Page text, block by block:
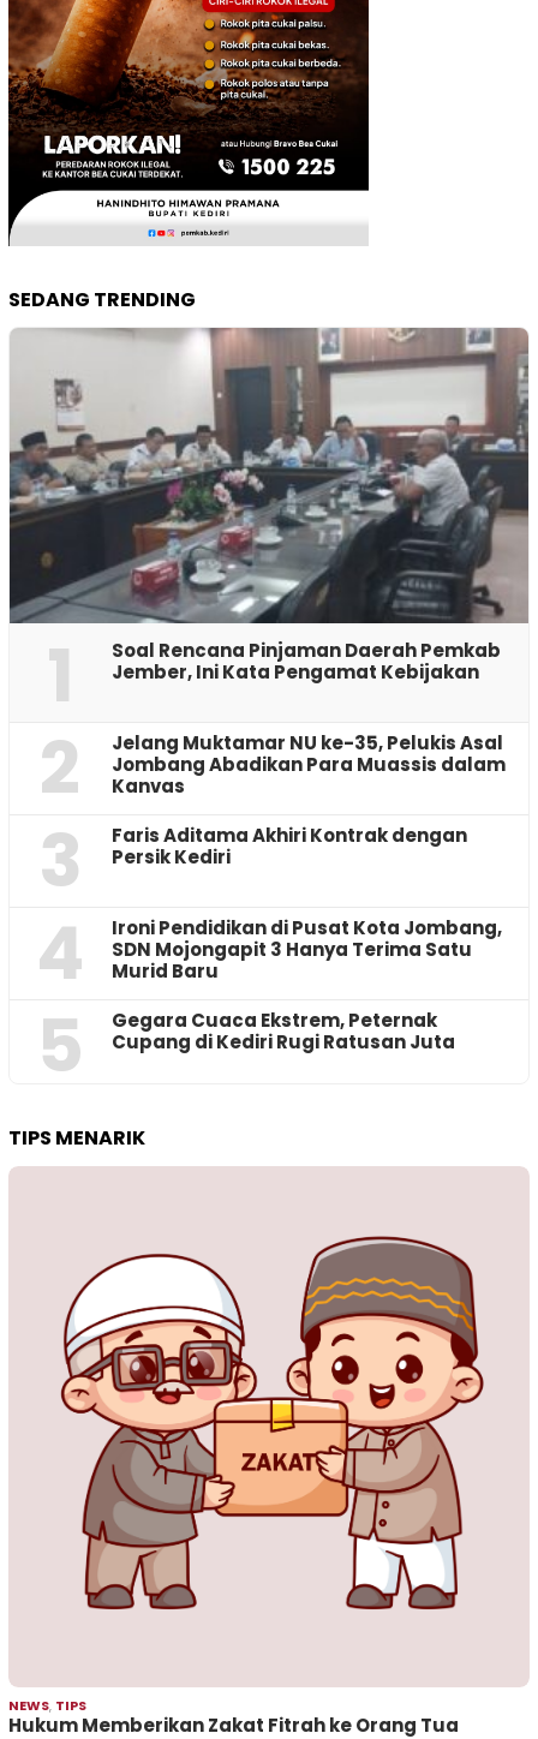
SEDANG TRENDING
1
‎Soal Rencana Pinjaman Daerah Pemkab
Jember, Ini Kata Pengamat Kebijakan ‎
2
Jelang Muktamar NU ke-35, Pelukis Asal
Jombang Abadikan Para Muassis dalam
Kanvas
3
Faris Aditama Akhiri Kontrak dengan
Persik Kediri
4
Ironi Pendidikan di Pusat Kota Jombang,
SDN Mojongapit 3 Hanya Terima Satu
Murid Baru
5
‎Gegara Cuaca Ekstrem, Peternak
Cupang di Kediri Rugi Ratusan Juta
TIPS MENARIK
NEWS, TIPS
Hukum Memberikan Zakat Fitrah ke Orang Tua